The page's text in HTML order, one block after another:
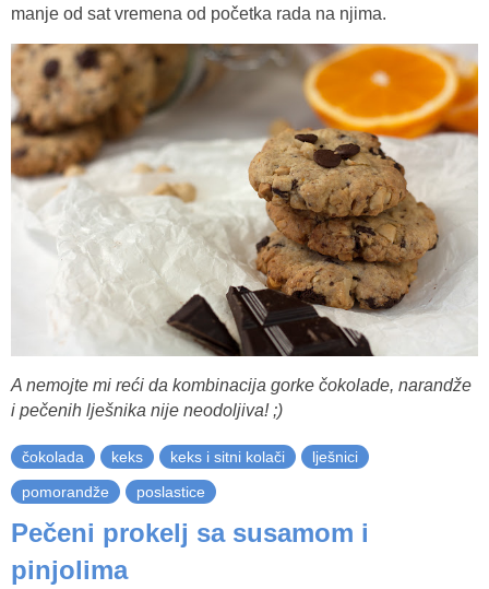
manje od sat vremena od početka rada na njima.
A nemojte mi reći da kombinacija gorke čokolade, narandže
i pečenih lješnika nije neodoljiva! ;)
čokolada keks keks i sitni kolači
lješnici
pomorandže
poslastice
Pečeni prokelj sa susamom i
pinjolima